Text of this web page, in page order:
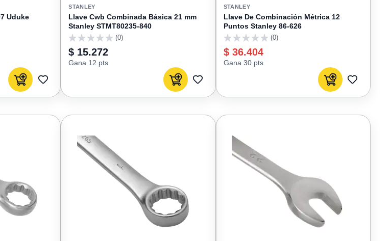
Uduke
Agregar al carrito
AGREGAR
FAVORITOS
STANLEY
Llave Cwb Combinada Básica 21 mm
Stanley STMT80235-840
(0)
$ 15.272
Gana 12 pts
Agregar al carrito
AGREGAR
FAVORITOS
STANLEY
Llave De Combinación Métrica 12
Puntos Stanley 86-626
(0)
$ 36.404
Gana 30 pts
Agregar al carrito
AGREGAR